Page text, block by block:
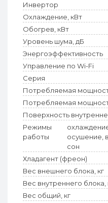
Инвертор
Охлаждение, кВт
Обогрев, кВт
Уровень шума, дБ
Энергоэффективность
Управление по Wi-Fi
Серия
Потребляемая
Потребляемая
Поверхность
Режимы
работы
осушение,
сон
Хладагент (фреон)
Вес внешнего блока, кг
Вес внутреннего блока,
Вес общий, кг